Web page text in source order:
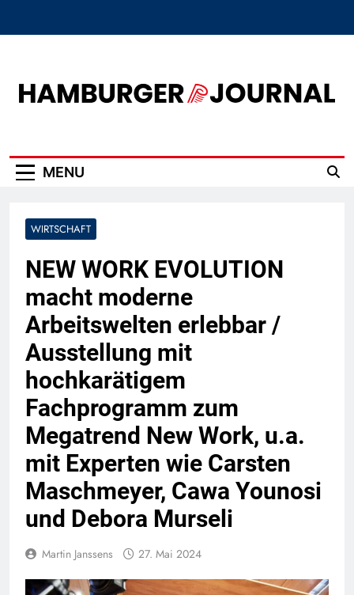
MENU
WIRTSCHAFT
NEW WORK EVOLUTION
macht moderne
Arbeitswelten erlebbar /
Ausstellung mit
hochkarätigem
Fachprogramm zum
Megatrend New Work, u.a.
mit Experten wie Carsten
Maschmeyer, Cawa Younosi
und Debora Murseli
Martin Janssens 27. Mai 2024